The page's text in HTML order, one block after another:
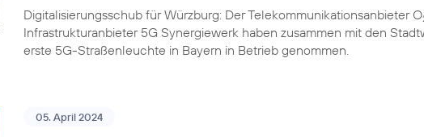
Digitalisierungsschub für Würzburg: Der Telekommunikationsanbieter O
Infrastrukturanbieter 5G Synergiewerk haben zusammen mit den
erste 5G-Straßenleuchte in Bayern in Betrieb genommen.
05. April 2024